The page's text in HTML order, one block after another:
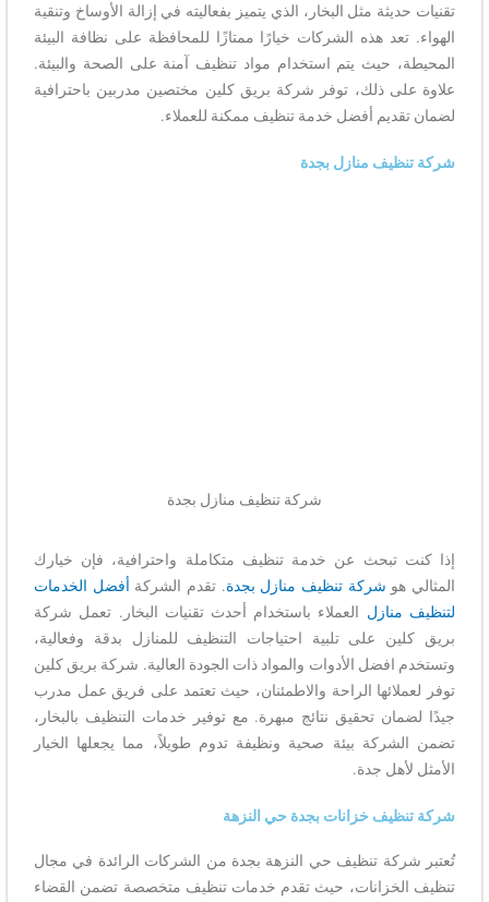
تقنيات حديثة مثل البخار، الذي يتميز بفعاليته في إزالة الأوساخ وتنقية
الهواء. تعد هذه الشركات خيارًا ممتازًا للمحافظة على نظافة البيئة
المحيطة، حيث يتم استخدام مواد تنظيف آمنة على الصحة والبيئة.
علاوة على ذلك، توفر شركة بريق كلين مختصين مدربين باحترافية
لضمان تقديم أفضل خدمة تنظيف ممكنة للعملاء.
شركة تنظيف منازل بجدة
شركة تنظيف منازل بجدة
إذا كنت تبحث عن خدمة تنظيف متكاملة واحترافية، فإن خيارك
المثالي هو شركة تنظيف منازل بجدة. تقدم الشركة أفضل الخدمات
لتنظيف منازل العملاء باستخدام أحدث تقنيات البخار. تعمل شركة
بريق كلين على تلبية احتياجات التنظيف للمنازل بدقة وفعالية،
وتستخدم افضل الأدوات والمواد ذات الجودة العالية. شركة بريق كلين
توفر لعملائها الراحة والاطمئنان، حيث تعتمد على فريق عمل مدرب
جيدًا لضمان تحقيق نتائج مبهرة. مع توفير خدمات التنظيف بالبخار،
تضمن الشركة بيئة صحية ونظيفة تدوم طويلاً، مما يجعلها الخيار
الأمثل لأهل جدة.
شركة تنظيف خزانات بجدة حي النزهة
تُعتبر شركة تنظيف حي النزهة بجدة من الشركات الرائدة في مجال
تنظيف الخزانات، حيث تقدم خدمات تنظيف متخصصة تضمن القضاء